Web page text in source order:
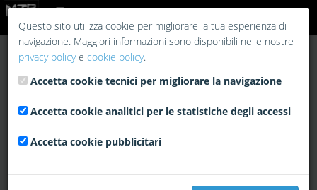
Questo sito utilizza cookie per migliorare la tua esperienza di
navigazione. Maggiori informazioni sono disponibili nelle nostre
privacy policye cookie policy.
Accetta cookie tecnici per migliorare la navigazione
Accetta cookie analitici per le statistiche degli accessi
Accetta cookie pubblicitari